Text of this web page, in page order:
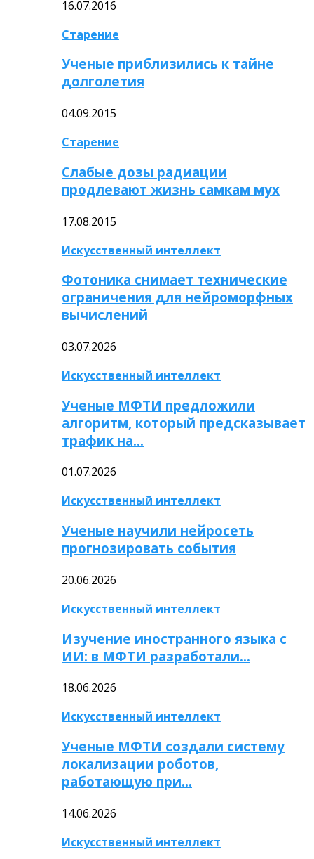
16.07.2016
Старение
Ученые приблизились к тайне
долголетия
04.09.2015
Старение
Слабые дозы радиации
продлевают жизнь самкам мух
17.08.2015
Искусственный интеллект
Фотоника снимает технические
ограничения для нейроморфных
вычислений
03.07.2026
Искусственный интеллект
Ученые МФТИ предложили
алгоритм, который предсказывает
трафик на…
01.07.2026
Искусственный интеллект
Ученые научили нейросеть
прогнозировать события
20.06.2026
Искусственный интеллект
Изучение иностранного языка с
ИИ: в МФТИ разработали…
18.06.2026
Искусственный интеллект
Ученые МФТИ создали систему
локализации роботов,
работающую при…
14.06.2026
Искусственный интеллект